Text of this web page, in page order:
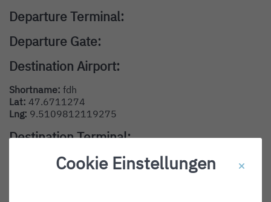
Departure Terminal:
Departure Gate:
Destination Airport:
Shortname: fdh
Lat: 47.6711274
Lng: 9.5109812119275
Destination Terminal:
Destination Gate:
Cookie Einstellungen